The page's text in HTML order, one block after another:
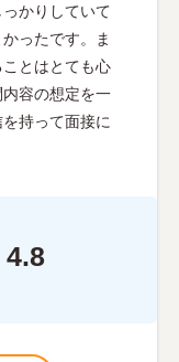
かりしていて
ったです。ま
とはとても心
容の想定を一
持って面接に
4.8